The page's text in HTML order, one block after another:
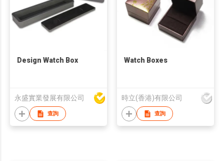
Design Watch Box
永盛實業發展有限公司
查詢
Watch Boxes
時立(香港)有限公司
查詢